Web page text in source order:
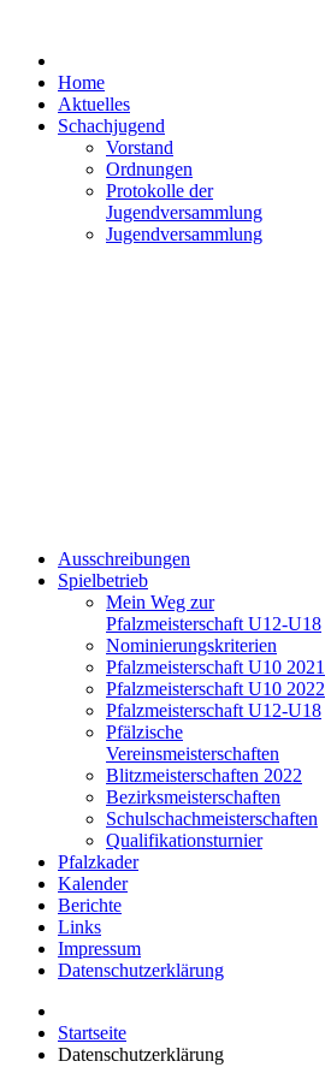
Home
Aktuelles
Schachjugend
Vorstand
Ordnungen
Protokolle der
Jugendversammlung
Jugendversammlung
Ausschreibungen
Spielbetrieb
Mein Weg zur
Pfalzmeisterschaft U12-U18
Nominierungskriterien
Pfalzmeisterschaft U10 2021
Pfalzmeisterschaft U10 2022
Pfalzmeisterschaft U12-U18
Pfälzische
Vereinsmeisterschaften
Blitzmeisterschaften 2022
Bezirksmeisterschaften
Schulschachmeisterschaften
Qualifikationsturnier
Pfalzkader
Kalender
Berichte
Links
Impressum
Datenschutzerklärung
Startseite
Datenschutzerklärung